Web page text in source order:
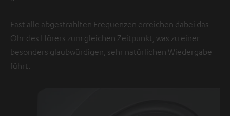
Fast alle abgestrahlten Frequenzen erreichen dabei das
Ohr des Hörers zum gleichen Zeitpunkt, was zu einer
besonders glaubwürdigen, sehr natürlichen Wiedergabe
führt.